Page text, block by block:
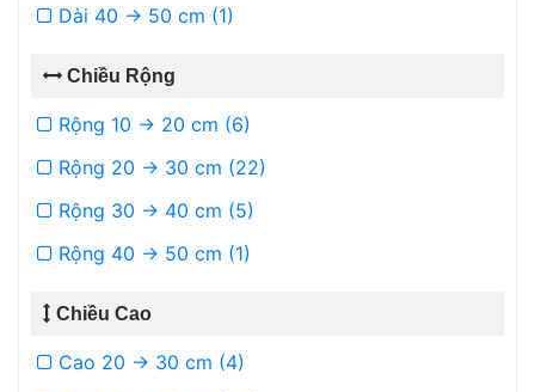
Dài 40 -> 50 cm (1)
Chiều Rộng
Rộng 10 -> 20 cm (6)
Rộng 20 -> 30 cm (22)
Rộng 30 -> 40 cm (5)
Rộng 40 -> 50 cm (1)
Chiều Cao
Cao 20 -> 30 cm (4)